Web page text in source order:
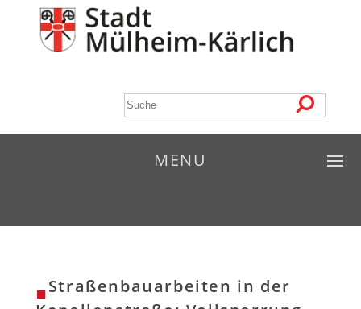
MENU
Straßenbauarbeiten in der